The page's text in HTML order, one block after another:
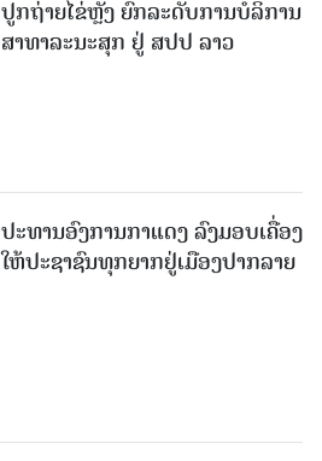
ປູກຖ່າຍໄຂ່ຫຼັງ ຍົກລະດັບການບໍລິການ
ສາທາລະນະສຸກ ຢູ່ ສປປ ລາວ
ປະທານອົງການກາແດງ ລົງມອບເຄື່ອງ
ໃຫ້ປະຊາຊົນທຸກຍາກຢູ່ເມືອງປາກລາຍ